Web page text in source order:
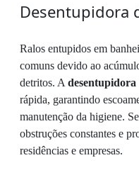
Desentupidora
Ralos entupidos em
comuns devido ao
detritos. A desentupidora
rápida, garantindo
manutenção da higiene.
obstruções constantes e
residências e empresas.